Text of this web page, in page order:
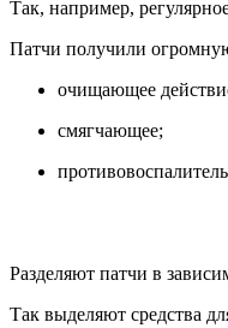
Так, например,
Патчи получили
очищающее
смягчающее;
Разделяют патчи в
Так выделяют средства